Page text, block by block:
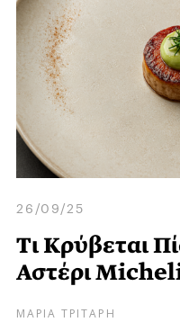
26/09/25
Τι Κρύβεται
Αστέρι
ΜΑΡΙΑ ΤΡΙΤΑΡΗ